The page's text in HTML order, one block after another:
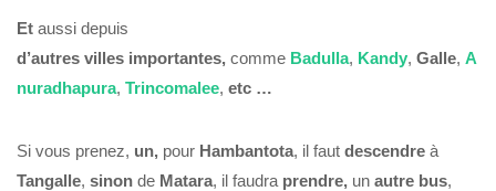
Et aussi depuis
d’autres villes importantes, comme Badulla, Kandy, Galle, A
nuradhapura, Trincomalee, etc …
Si vous prenez, un, pour Hambantota, il faut descendre à
Tangalle, sinon de Matara, il faudra prendre, un autre bus,